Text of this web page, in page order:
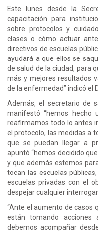
Este lunes desde la
capacitación para
sobre protocolos y
clases o cómo actuar
directivos de escuelas
ayudará a que ellos se
de salud de la ciudad, para
más y mejores resultados
de la enfermedad” indicó el
Además, el secretario de
manifestó “hemos hecho
reafirmamos todo lo antes
el protocolo, las medidas a
que se puedan llegar a
apuntó “hemos decidido
y que además estemos
tocan las escuelas
escuelas privadas con el
despejar cualquier
“Ante el aumento de casos
están tomando acciones
debemos acompañar